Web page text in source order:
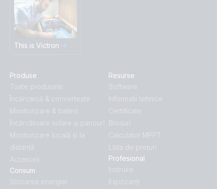
This is Victron
Produse
Toate produsele
Încărcarcă & convertește
Monitorizare & baterii
Încărcătoare solare și panouri
Monitorizare locală și la
distanță
Accesorii
Consum
Stocarea energiei
Resurse
Software
Informații tehnice
Certificate
Broșuri
Calculator MPPT
Lista de prețuri
Profesional
Instruire
Expozanţi